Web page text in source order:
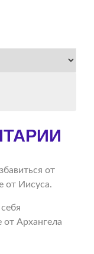
от
от Иисуса.
Архангела